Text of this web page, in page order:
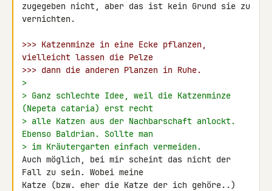
zugegeben nicht, aber das ist kein Grund sie zu
vernichten.
>>> Katzenminze in eine Ecke pflanzen,
vielleicht lassen die Pelze
>>> dann die anderen Planzen in Ruhe.
>
> Ganz schlechte Idee, weil die Katzenminze
(Nepeta cataria) erst recht
> alle Katzen aus der Nachbarschaft anlockt.
Ebenso Baldrian. Sollte man
> im Kräutergarten einfach vermeiden.
Auch möglich, bei mir scheint das nicht der
Fall zu sein. Wobei meine
Katze (bzw. eher die Katze der ich gehöre..)